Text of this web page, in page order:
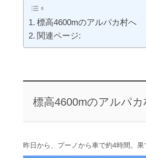
標高4600mのアルパカ村へ
関連ページ:
標高4600mのアルパカ
昨日から、プーノから車で約4時間。